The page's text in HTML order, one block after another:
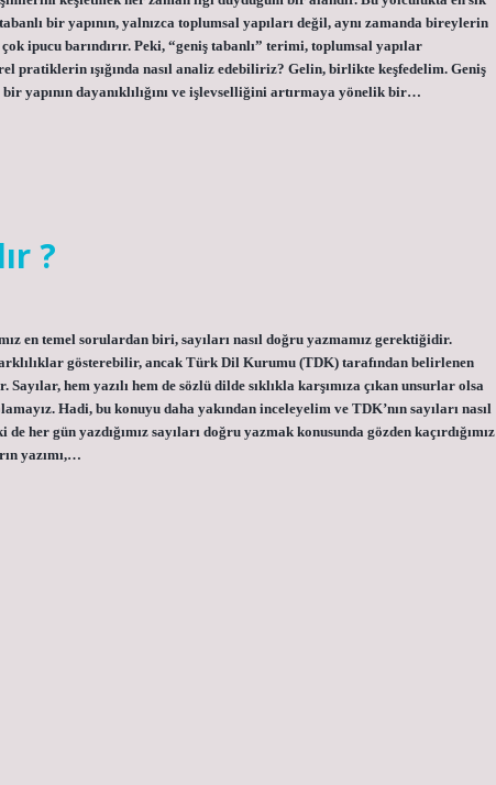
bir yapının, yalnızca toplumsal yapıları değil, aynı zamanda bireylerin
ipucu barındırır. Peki, “geniş tabanlı” terimi, toplumsal yapılar
pratiklerin ışığında nasıl analiz edebiliriz? Gelin, birlikte keşfedelim. Geniş
yapının dayanıklılığını ve işlevselliğini artırmaya yönelik bir…
?
en temel sorulardan biri, sayıları nasıl doğru yazmamız gerektiğidir.
gösterebilir, ancak Türk Dil Kurumu (TDK) tarafından belirlenen
hem yazılı hem de sözlü dilde sıklıkla karşımıza çıkan unsurlar olsa
Hadi, bu konuyu daha yakından inceleyelim ve TDK’nın sayıları nasıl
her gün yazdığımız sayıları doğru yazmak konusunda gözden kaçırdığımız
yazımı,…